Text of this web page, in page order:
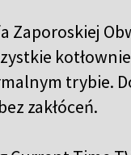
Zaporoskiej
trybie.
zakłóceń.